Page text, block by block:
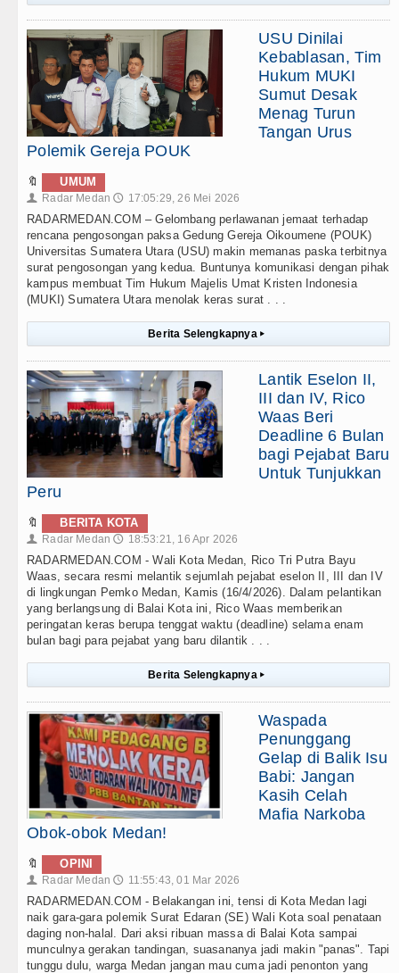
USU Dinilai
Kebablasan, Tim
Hukum MUKI
Sumut Desak
Menag Turun
Tangan Urus
Polemik Gereja POUK
🔖 UMUM
👤 Radar Medan 🕔 17:05:29, 26 Mei 2026
RADARMEDAN.COM – Gelombang perlawanan jemaat terhadap
rencana pengosongan paksa Gedung Gereja Oikoumene (POUK)
Universitas Sumatera Utara (USU) makin memanas paska terbitnya
surat pengosongan yang kedua. Buntunya komunikasi dengan pihak
kampus membuat Tim Hukum Majelis Umat Kristen Indonesia
(MUKI) Sumatera Utara menolak keras surat . . .
Berita Selengkapnya ▸
Lantik Eselon II,
III dan IV, Rico
Waas Beri
Deadline 6 Bulan
bagi Pejabat Baru
Untuk Tunjukkan
Peru
🔖 BERITA KOTA
👤 Radar Medan 🕔 18:53:21, 16 Apr 2026
RADARMEDAN.COM - Wali Kota Medan, Rico Tri Putra Bayu
Waas, secara resmi melantik sejumlah pejabat eselon II, III dan IV
di lingkungan Pemko Medan, Kamis (16/4/2026). Dalam pelantikan
yang berlangsung di Balai Kota ini, Rico Waas memberikan
peringatan keras berupa tenggat waktu (deadline) selama enam
bulan bagi para pejabat yang baru dilantik . . .
Berita Selengkapnya ▸
Waspada
Penunggang
Gelap di Balik Isu
Babi: Jangan
Kasih Celah
Mafia Narkoba
Obok-obok Medan!
🔖 OPINI
👤 Radar Medan 🕔 11:55:43, 01 Mar 2026
RADARMEDAN.COM - Belakangan ini, tensi di Kota Medan lagi
naik gara-gara polemik Surat Edaran (SE) Wali Kota soal penataan
daging non-halal. Dari aksi ribuan massa di Balai Kota sampai
munculnya gerakan tandingan, suasananya jadi makin "panas". Tapi
tunggu dulu, warga Medan jangan mau cuma jadi penonton yang